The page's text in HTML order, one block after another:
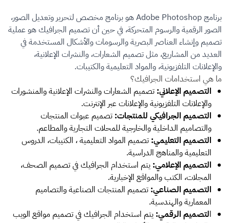
برنامج Adobe Photoshop هو برنامج مخصص لتحرير وتعديل الصور،
الصور الرقمية والرسوم المتحركة، في حين أن تصميم الجرافيك هو عملية
تصميم وإنشاء العناصر البصرية والرسومات والأشكال المستخدمة في
العديد من المشاريع، مثل تصميم الشعارات، والنشرات الإعلانية،
والإعلانات التلفزيونية، والمواد التعليمية والكتيبات.
ما هي استخدامات الجرافيك؟
التصميم الإعلاني: تصميم الشعارات والنشرات الإعلانية والمنشورات
والإعلانات التلفزيونية والإعلانات عبر الإنترنت.
التصميم الجرافيكي للمنتجات: تصميم عبوات المنتجات
والتصاميم الداخلية والخارجية للمحلات التجارية والمطاعم.
التصميم التعليمي: تصميم المواد التعليمية ، الكتيبات، الدروس
التعليمية والمناهج الدراسية.
التصميم الإعلامي: يتم استخدام الجرافيك في تصميم الصحف،
المجلات، الكتب والمواقع الإخبارية.
التصميم الصناعي: تصميم المنتجات الصناعية والتصاميم
المعمارية والهندسية.
التصميم الرقمي: يتم استخدام الجرافيك في تصميم مواقع الويب